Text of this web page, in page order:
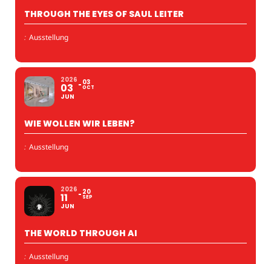
THROUGH THE EYES OF SAUL LEITER
: Ausstellung
2026
03
JUN
03
OCT
WIE WOLLEN WIR LEBEN?
: Ausstellung
2026
11
JUN
20
SEP
THE WORLD THROUGH AI
: Ausstellung